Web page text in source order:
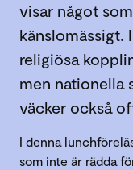
visar något
känslomässigt.
religiösa
men nationella
väcker också
I denna
som inte är rädda